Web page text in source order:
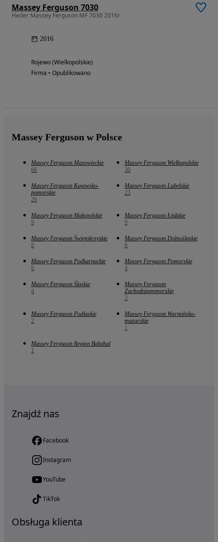
Massey Ferguson 7030
Heder Massey Ferguson MF 7030 2016r
2016
Rojewo (Wielkopolskie)
Firma • Opublikowano
Massey Ferguson w Polsce
Massey Ferguson Mazowieckie
66
Massey Ferguson Wielkopolskie
30
Massey Ferguson Kujawsko-
pomorskie
26
Massey Ferguson Lubelskie
23
Massey Ferguson Małopolskie
9
Massey Ferguson Łódzkie
9
Massey Ferguson Świętokrzyskie
8
Massey Ferguson Dolnośląskie
6
Massey Ferguson Podkarpackie
6
Massey Ferguson Pomorskie
4
Massey Ferguson Śląskie
4
Massey Ferguson
Zachodniopomorskie
3
Massey Ferguson Podlaskie
2
Massey Ferguson Warmińsko-
mazurskie
1
Massey Ferguson Region Balsthal
1
Znajdź nas
Facebook
Instagram
YouTube
TikTok
Obsługa klienta